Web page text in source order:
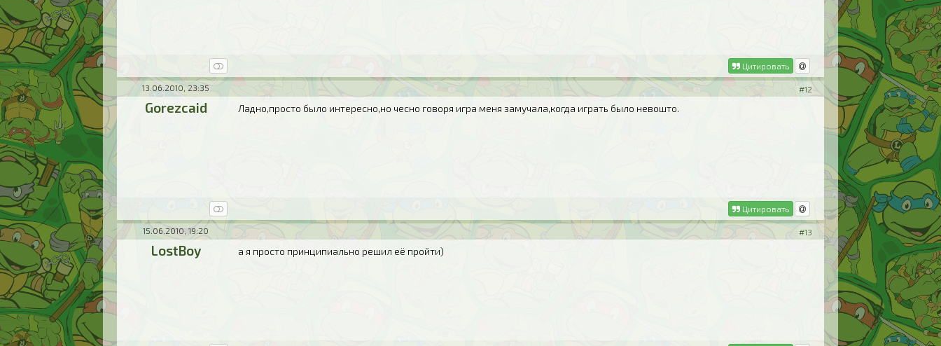
Цитировать
13.06.2010, 23:35 #12
Gorezcaid Ладно,просто было интересно,но чесно говоря игра меня замучала,когда играть было невошто.
Цитировать
15.06.2010, 19:20 #13
LostBoy а я просто принципиально решил её пройти)